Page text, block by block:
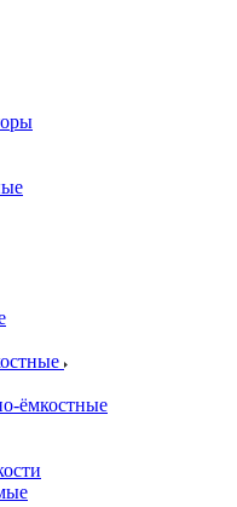
ёмкостные